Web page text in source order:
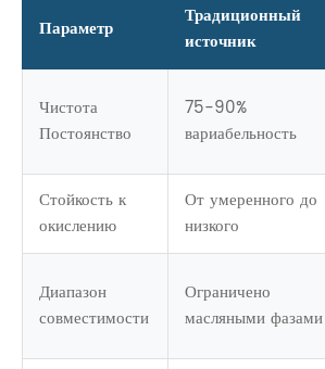
Параметр
Традиционный
источник
Чистота
Постоянство
75-90%
вариабельность
Стойкость к
окислению
От умеренного до
низкого
Диапазон
совместимости
Ограничено
масляными фазами